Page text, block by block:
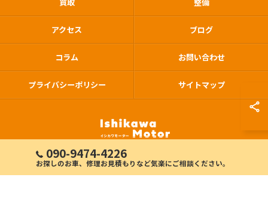
090-9474-4226
お探しのお車、修理お見積もりなど気楽にご相談ください。
アクセス ブログ
コラム お問い合わせ
プライバシーポリシー サイトマップ
© 2026 熊本県長洲の車屋ならイシカワモーター ALL RIGHTS RESERVED.